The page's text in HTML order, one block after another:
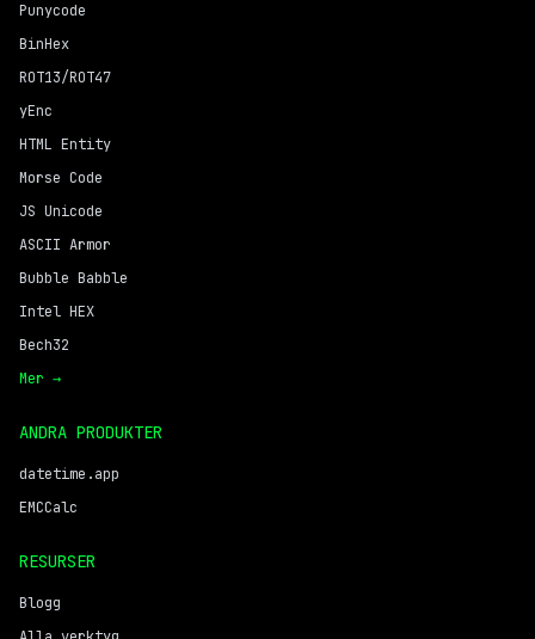
Punycode
BinHex
ROT13/ROT47
yEnc
HTML Entity
Morse Code
JS Unicode
ASCII Armor
Bubble Babble
Intel HEX
Bech32
Mer →
ANDRA PRODUKTER
datetime.app
EMCCalc
RESURSER
Blogg